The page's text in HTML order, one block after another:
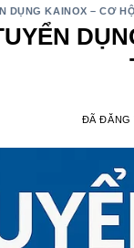
DỤNG KAINOX – CƠ
ĐÃ ĐĂNG